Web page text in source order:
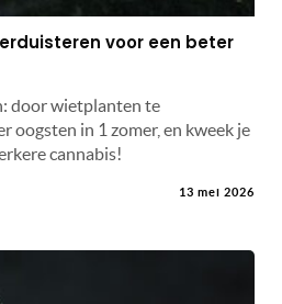
voor een beter
door wietplanten te
oogsten in 1 zomer, en kweek je
cannabis!
13 mei 2026